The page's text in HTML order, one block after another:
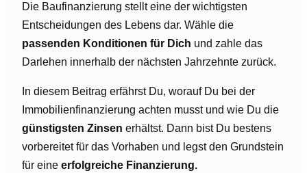
Die Baufinanzierung stellt eine der wichtigsten
Entscheidungen des Lebens dar. Wähle die
passenden Konditionen für Dich und zahle das
Darlehen innerhalb der nächsten Jahrzehnte zurück.
In diesem Beitrag erfährst Du, worauf Du bei der
Immobilienfinanzierung achten musst und wie Du die
günstigsten Zinsen erhältst. Dann bist Du bestens
vorbereitet für das Vorhaben und legst den Grundstein
für eine erfolgreiche Finanzierung.